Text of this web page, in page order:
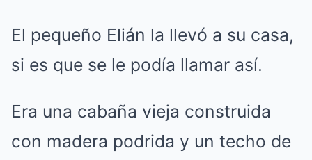
El pequeño Elián la llevó a su casa,
si es que se le podía llamar así.
Era una cabaña vieja construida
con madera podrida y un techo de